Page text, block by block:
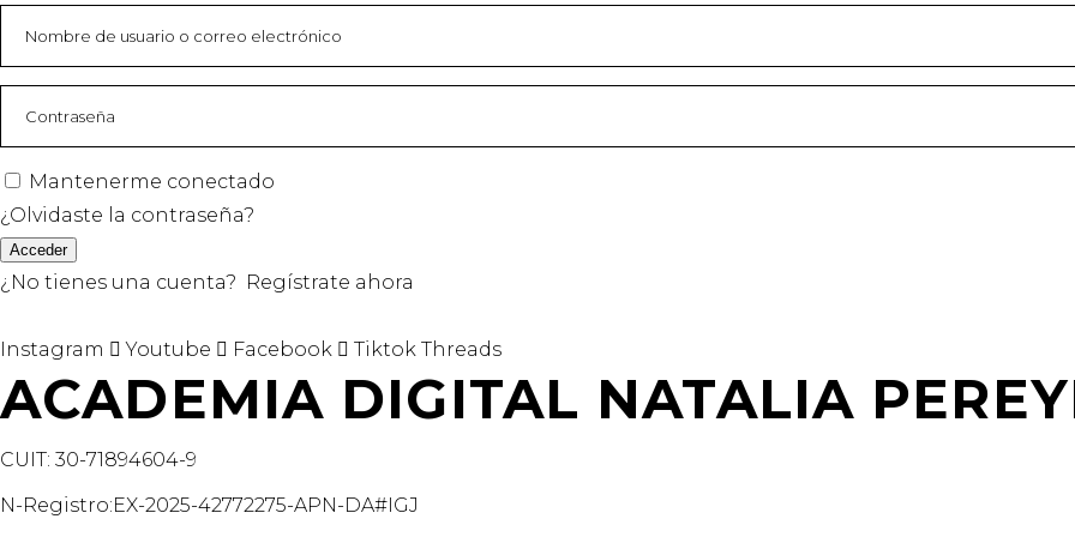
Mantenerme conectado
¿Olvidaste la contraseña?
Acceder
¿No tienes una cuenta? Regístrate ahora
Instagram Youtube Facebook Tiktok Threads
ACADEMIA DIGITAL NATALIA
CUIT: 30-71894604-9
N-Registro:EX-2025-42772275-APN-DA#IGJ